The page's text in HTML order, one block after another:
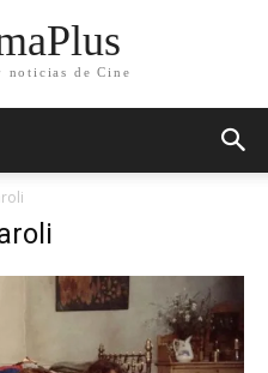
noticias de Cine